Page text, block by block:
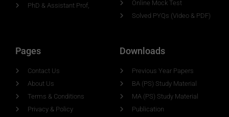
PhD & Assistant Prof,
Online Mock Test
Solved PYQs (Video & PDF)
Pages
Contact Us
About Us
Terms & Conditions
Privacy & Policy
Downloads
Previous Year Papers
BA (PS) Study Material
MA (PS) Study Material
Publication